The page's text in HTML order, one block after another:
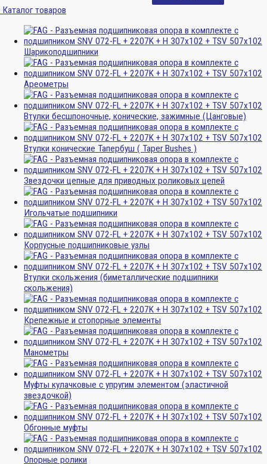
Каталог товаров
Шарикоподшипники
Ареометры
Втулки бесшпоночные, конические, зажимные (Цанговые)
Втулки конические Тапербуш ( Taper Bushes )
Звездочки цепные для приводных роликовых цепей
Игольчатые подшипники
Корпусные подшипниковые узлы
Втулки скольжения (биметаллические подшипники
скольжения)
Крепежные и стопорные элементы
Манометры
Муфты кулачковые с упругим элементом (эластичной
звездочкой)
Обгонные муфты
Опорные ролики